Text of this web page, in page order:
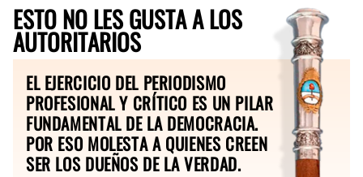
ESTO NO LES GUSTA A LOS
AUTORITARIOS
EL EJERCICIO DEL PERIODISMO
PROFESIONAL Y CRÍTICO ES UN PILAR
FUNDAMENTAL DE LA DEMOCRACIA.
POR ESO MOLESTA A QUIENES CREEN
SER LOS DUEÑOS DE LA VERDAD.